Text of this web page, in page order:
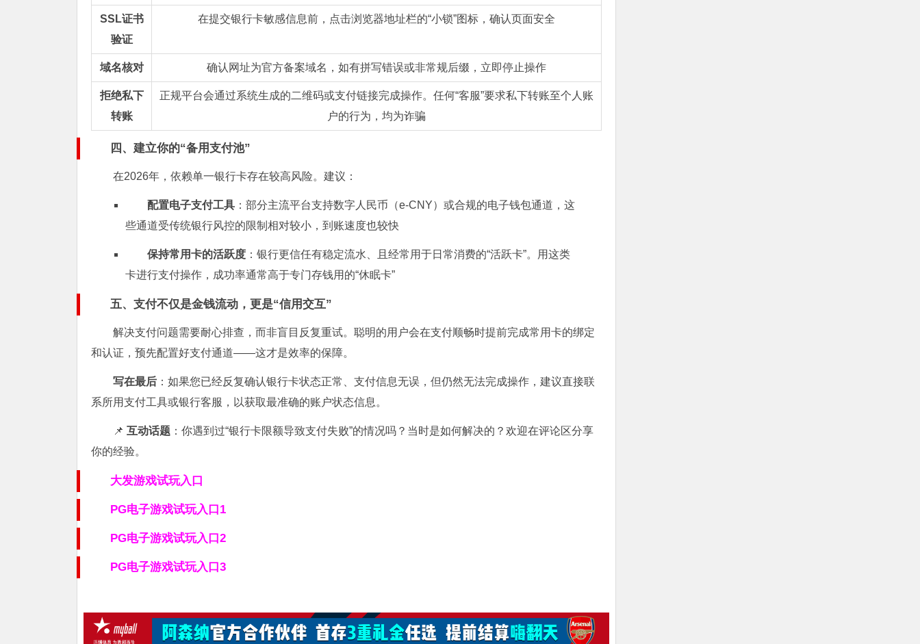
SSL证书
验证
在提交银行卡敏感信息前，点击浏览器地址栏的“小锁”图标，确认页面安全
域名核对 确认网址为官方备案域名，如有拼写错误或非常规后缀，立即停止操作
拒绝私下
转账
正规平台会通过系统生成的二维码或支付链接完成操作。任何“客服”要求私下转账至个人账
户的行为，均为诈骗
四、建立你的“备用支付池”
在2026年，依赖单一银行卡存在较高风险。建议：
配置电子支付工具 ：部分主流平台支持数字人民币（e-CNY）或合规的电子钱包通道，这
些通道受传统银行风控的限制相对较小，到账速度也较快
保持常用卡的活跃度 ：银行更信任有稳定流水、且经常用于日常消费的“活跃卡”。用这类
卡进行支付操作，成功率通常高于专门存钱用的“休眠卡”
五、支付不仅是金钱流动，更是“信用交互”
解决支付问题需要耐心排查，而非盲目反复重试。聪明的用户会在支付顺畅时提前完成常用卡的绑定
和认证，预先配置好支付通道——这才是效率的保障。
写在最后 ：如果您已经反复确认银行卡状态正常、支付信息无误，但仍然无法完成操作，建议直接联
系所用支付工具或银行客服，以获取最准确的账户状态信息。
📌 互动话题 ：你遇到过“银行卡限额导致支付失败”的情况吗？当时是如何解决的？欢迎在评论区分享
你的经验。
大发游戏试玩入口
PG电子游戏试玩入口1
PG电子游戏试玩入口2
PG电子游戏试玩入口3